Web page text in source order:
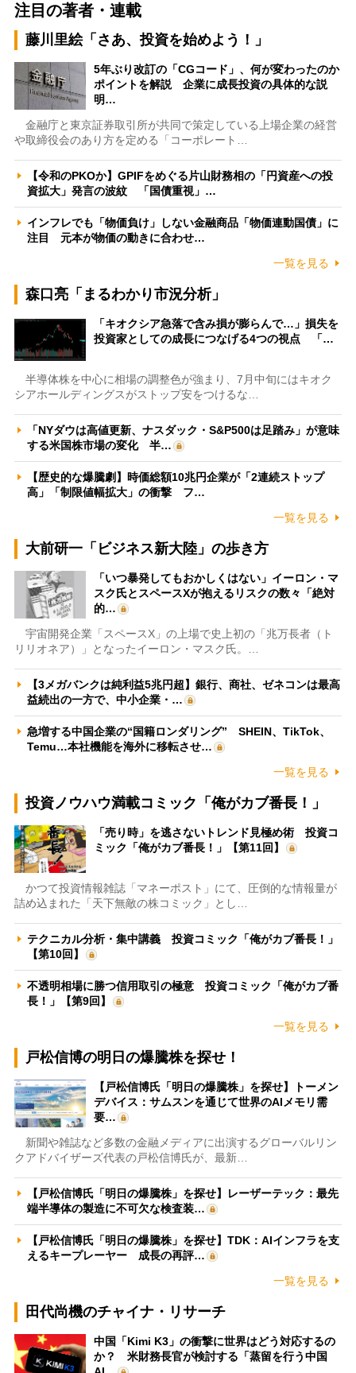
注目の著者・連載
藤川里絵「さあ、投資を始めよう！」
5年ぶり改訂の「CGコード」、何が変わったのか
ポイントを解説 企業に成長投資の具体的な説
明…
金融庁と東京証券取引所が共同で策定している上場企業の経営
や取締役会のあり方を定める「コーポレート…
【令和のPKOか】GPIFをめぐる片山財務相の「円資産への投
資拡大」発言の波紋 「国債重視」…
インフレでも「物価負け」しない金融商品「物価連動国債」に
注目 元本が物価の動きに合わせ…
一覧を見る
森口亮「まるわかり市況分析」
「キオクシア急落で含み損が膨らんで…」損失を
投資家としての成長につなげる4つの視点 「…
半導体株を中心に相場の調整色が強まり、7月中旬にはキオク
シアホールディングスがストップ安をつけるな…
「NYダウは高値更新、ナスダック・S&P500は足踏み」が意味
する米国株市場の変化 半…
【歴史的な爆騰劇】時価総額10兆円企業が「2連続ストップ
高」「制限値幅拡大」の衝撃 フ…
一覧を見る
大前研一「ビジネス新大陸」の歩き方
「いつ暴発してもおかしくはない」イーロン・マ
スク氏とスペースXが抱えるリスクの数々「絶対
的…
宇宙開発企業「スペースX」の上場で史上初の「兆万長者（ト
リリオネア）」となったイーロン・マスク氏。…
【3メガバンクは純利益5兆円超】銀行、商社、ゼネコンは最高
益続出の一方で、中小企業・…
急増する中国企業の“国籍ロンダリング” SHEIN、TikTok、
Temu…本社機能を海外に移転させ…
一覧を見る
投資ノウハウ満載コミック「俺がカブ番長！」
「売り時」を逃さないトレンド見極め術 投資コ
ミック「俺がカブ番長！」【第11回】
かつて投資情報雑誌「マネーポスト」にて、圧倒的な情報量が
詰め込まれた「天下無敵の株コミック」とし…
テクニカル分析・集中講義 投資コミック「俺がカブ番長！」
【第10回】
不透明相場に勝つ信用取引の極意 投資コミック「俺がカブ番
長！」【第9回】
一覧を見る
戸松信博の明日の爆騰株を探せ！
【戸松信博氏「明日の爆騰株」を探せ】トーメン
デバイス：サムスンを通じて世界のAIメモリ需
要…
新聞や雑誌など多数の金融メディアに出演するグローバルリン
クアドバイザーズ代表の戸松信博氏が、最新…
【戸松信博氏「明日の爆騰株」を探せ】レーザーテック：最先
端半導体の製造に不可欠な検査装…
【戸松信博氏「明日の爆騰株」を探せ】TDK：AIインフラを支
えるキープレーヤー 成長の再評…
一覧を見る
田代尚機のチャイナ・リサーチ
中国「Kimi K3」の衝撃に世界はどう対応するの
か？ 米財務長官が検討する「蒸留を行う中国